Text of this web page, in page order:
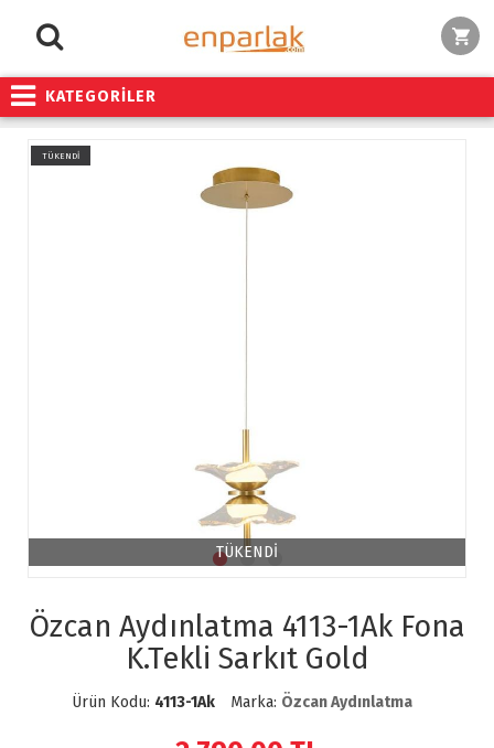
KATEGORİLER
TÜKENDİ
TÜKENDİ
Özcan Aydınlatma 4113-1Ak Fona
K.Tekli Sarkıt Gold
Ürün Kodu: 4113-1Ak Marka: Özcan Aydınlatma